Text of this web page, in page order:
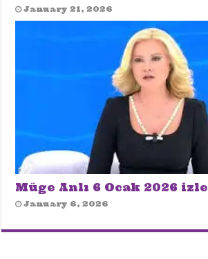
January 21, 2026
Müge Anlı 6 Ocak 2026 izle
January 6, 2026